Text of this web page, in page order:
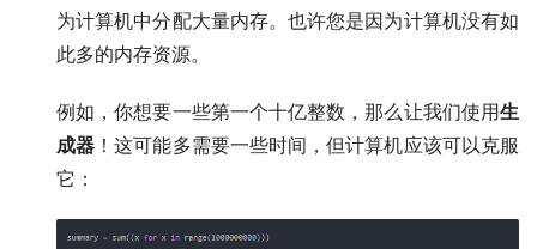
为计算机中分配大量内存。也许您是因为计算机没有如
此多的内存资源。
例如，你想要一些第一个十亿整数，那么让我们使用生
成器 ！这可能多需要一些时间，但计算机应该可以克服
它：